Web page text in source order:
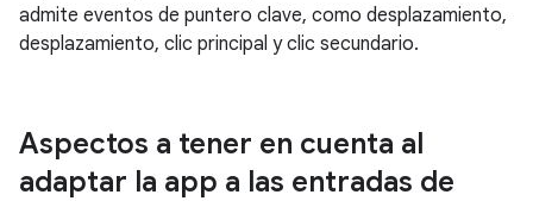
admite eventos de puntero clave, como desplazamiento,
desplazamiento, clic principal y clic secundario.
Aspectos a tener en cuenta al
adaptar la app a las entradas de